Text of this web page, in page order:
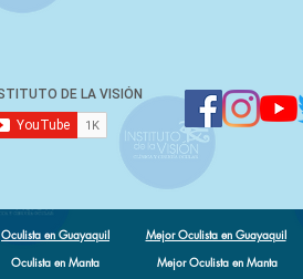
Oculista en Guayaquil
Oculista en Manta
Mejor Oculista en Guayaquil
Mejor Oculista en Manta